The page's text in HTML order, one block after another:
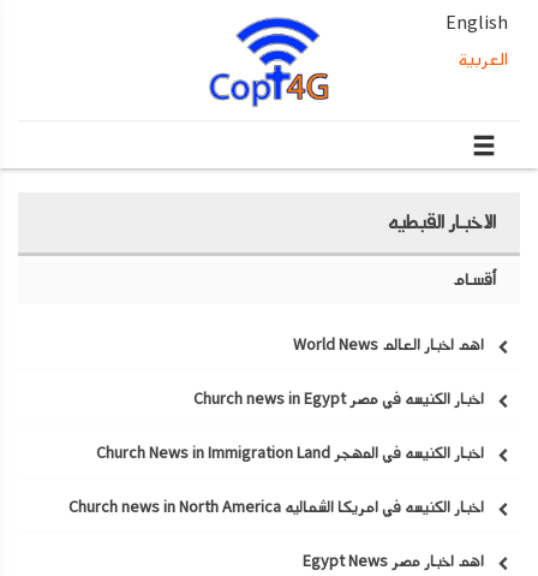
English
العربية
الاخبار القبطيه
أقسام
اهم اخبار العالم World News
اخبار الكنيسه في مصر Church news in Egypt
اخبار الكنيسه في المهجر Church News in Immigration Land
اخبار الكنيسه في امريكا الشماليه Church news in North America
اهم اخبار مصر Egypt News